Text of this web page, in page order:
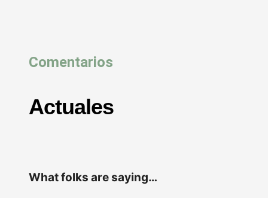
Comentarios
Actuales
What folks are saying…